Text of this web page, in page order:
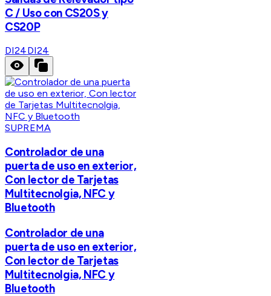
C / Uso con CS20S y
CS20P
DI24DI24
SUPREMA
Controlador de una
puerta de uso en exterior,
Con lector de Tarjetas
Multitecnolgia, NFC y
Bluetooth
Controlador de una
puerta de uso en exterior,
Con lector de Tarjetas
Multitecnolgia, NFC y
Bluetooth